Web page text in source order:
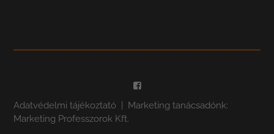
Adatvédelmi tájékoztató
| Marketing tanácsadónk:
Marketing Professzorok Kft.